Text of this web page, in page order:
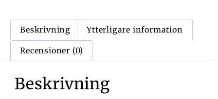
Beskrivning Ytterligare information
Recensioner (0)
Beskrivning